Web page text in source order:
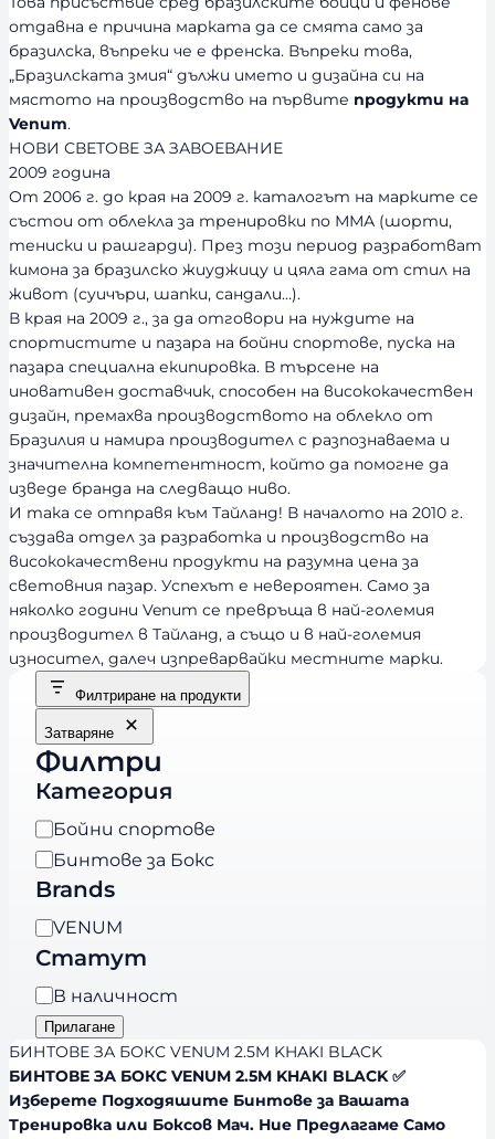
отдавна е причина марката да се смята само за
бразилска, въпреки че е френска. Въпреки това,
„Бразилската змия“ дължи името и дизайна си на
мястото на производство на първите продукти на
Venum.
НОВИ СВЕТОВЕ ЗА ЗАВОЕВАНИЕ
2009 година
От 2006 г. до края на 2009 г. каталогът на марките се
състои от облекла за тренировки по ММА (шорти,
тениски и рашгарди). През този период разработват
кимона за бразилско жиуджицу и цяла гама от стил на
живот (суичъри, шапки, сандали…).
В края на 2009 г., за да отговори на нуждите на
спортистите и пазара на бойни спортове, пуска на
пазара специална екипировка. В търсене на
иновативен доставчик, способен на висококачествен
дизайн, премахва производството на облекло от
Бразилия и намира производител с разпознаваема и
значителна компетентност, който да помогне да
изведе бранда на следващо ниво.
И така се отправя към Тайланд! В началото на 2010 г.
създава отдел за разработка и производство на
висококачествени продукти на разумна цена за
световния пазар. Успехът е невероятен. Само за
няколко години Venum се превръща в най-големия
производител в Тайланд, а също и в най-големия
износител, далеч изпреварвайки местните марки.
Филтриране на продукти
Затваряне
Филтри
Категория
К
а
т
г
о
р
и
я
Бойни спортове
Бинтове за Бокс
Brands
B
r
a
n
d
s
VENUM
Статут
Н
а
л
и
ч
н
В наличност
Прилагане
БИНТОВЕ ЗА БОКС VENUM 2.5M KHAKI BLACK
БИНТОВЕ ЗА БОКС VENUM 2.5M KHAKI BLACK ✅
Изберете Подходяшите Бинтове за Вашата
Тренировка или Боксов Мач. Ние Предлагаме Само